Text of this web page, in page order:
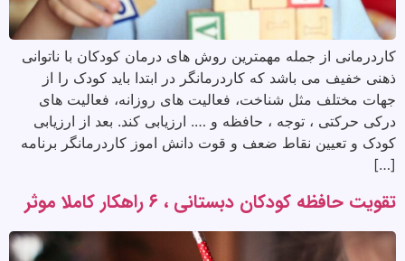
کاردرمانی از جمله مهمترین روش های درمان کودکان با ناتوانی
ذهنی خفیف می باشد که کاردرمانگر در ابتدا باید کودک را از
جهات مختلف مثل شناخت، فعالیت های روزانه، فعالیت های
درکی حرکتی ، توجه ، حافظه و …. ارزیابی کند. بعد از ارزیابی
کودک و تعیین نقاط ضعف و قوت دانش اموز کاردرمانگر برنامه
[…]
تقویت حافظه کودکان دبستانی ، ۶ راهکار کاملا موثر